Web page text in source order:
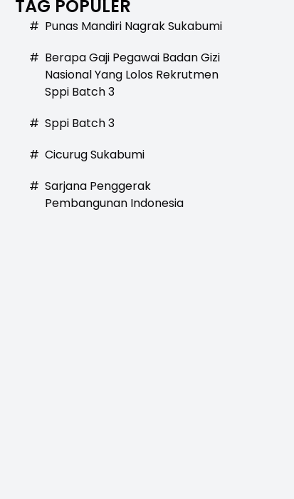
TAG POPULER
# Punas Mandiri Nagrak Sukabumi
# Berapa Gaji Pegawai Badan Gizi
Nasional Yang Lolos Rekrutmen
Sppi Batch 3
# Sppi Batch 3
# Cicurug Sukabumi
# Sarjana Penggerak
Pembangunan Indonesia